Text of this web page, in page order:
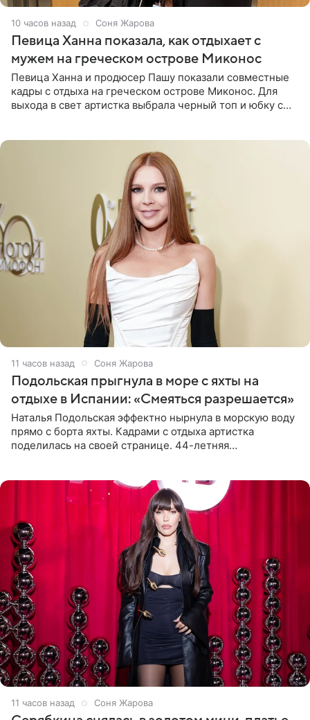
10 часов назад Соня Жарова
Певица Ханна показала, как отдыхает с
мужем на греческом острове Миконос
Певица Ханна и продюсер Пашу показали совместные
кадры с отдыха на греческом острове Миконос. Для
выхода в свет артистка выбрала черный топ и юбку с
11 часов назад Соня Жарова
Подольская прыгнула в море с яхты на
отдыхе в Испании: «Смеяться разрешается»
Наталья Подольская эффектно нырнула в морскую воду
прямо с борта яхты. Кадрами с отдыха артистка
поделилась на своей странице. 44-летняя
11 часов назад Соня Жарова